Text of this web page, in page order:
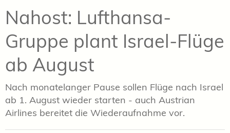
Nahost: Lufthansa-
Gruppe plant Israel-Flüge
ab August
Nach monatelanger Pause sollen Flüge nach Israel
ab 1. August wieder starten - auch Austrian
Airlines bereitet die Wiederaufnahme vor.